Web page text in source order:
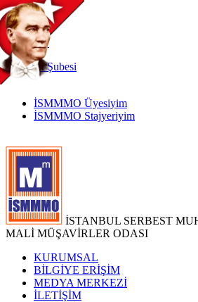
TR
|
EN
İnternetŞubesi
İSMMMO Üyesiyim
İSMMMO Stajyeriyim
İSTANBUL SERBEST
MALİ MÜŞAVİRLER ODASI
KURUMSAL
BİLGİYE ERİŞİM
MEDYA MERKEZİ
İLETİŞİM